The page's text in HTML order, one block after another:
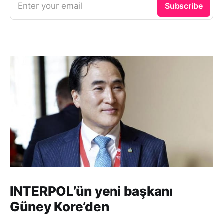
Enter your email Subscribe
INTERPOL’ün yeni başkanı
Güney Kore’den